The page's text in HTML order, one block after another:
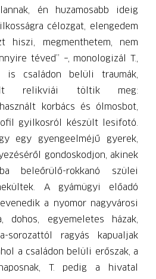
én huzamosabb ideig
célozgat, elengedem
hiszi, megmenthetem, nem
téved” –, monologizál T.,
is családon belüli traumák,
relikviái töltik meg:
korbács és ólmosbot,
gyilkosról készült lesifotó.
egy gyengeelméjű gyerek,
gondoskodjon, akinek
beleőrülő-rokkanó szülei
A gyámügyi előadó
a nyomor nagyvárosi
dohos, egyemeletes házak,
sorozattól ragyás kapualjak
a családon belüli erőszak, a
T. pedig a hivatal